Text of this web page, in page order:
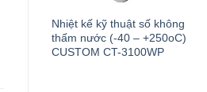
Nhiệt kế kỹ thuật số không
thấm nước (-40 – +250oC)
CUSTOM CT-3100WP